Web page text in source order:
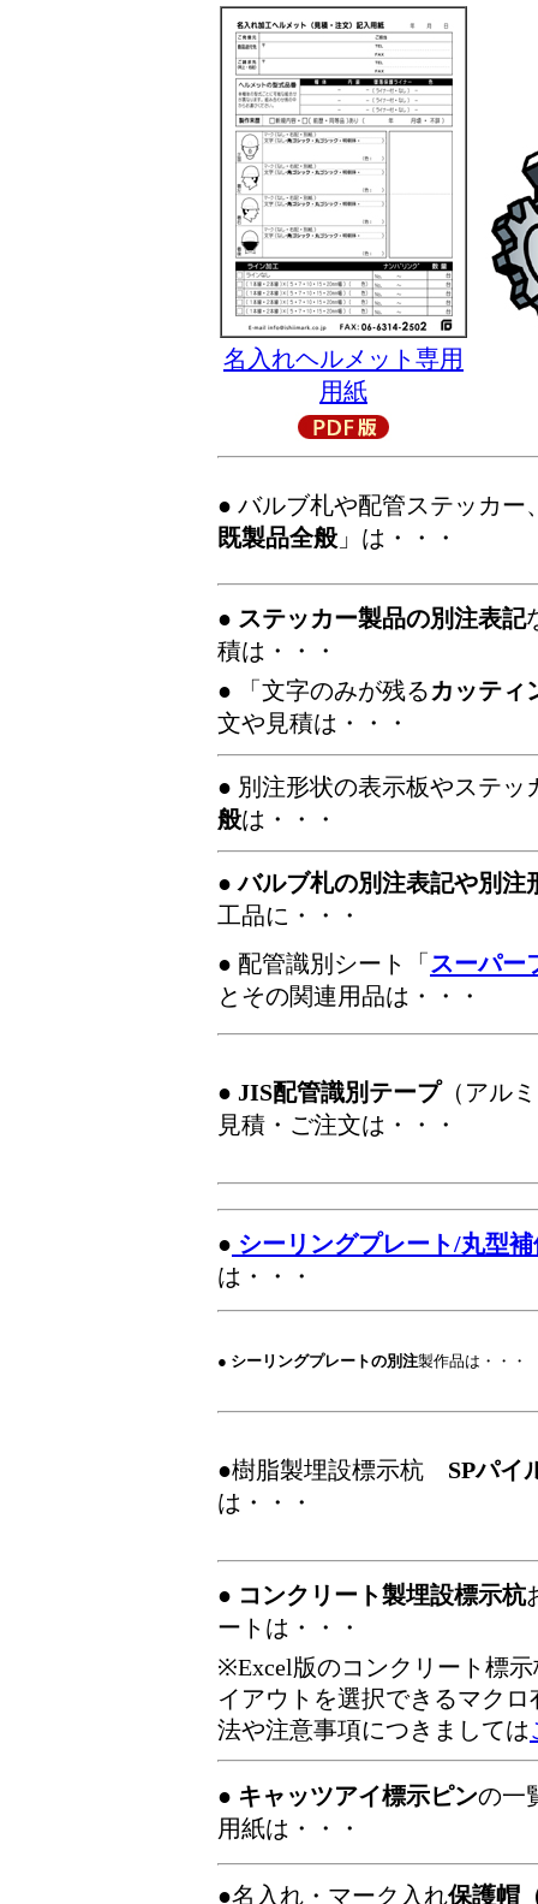
名入れヘルメット専用
用紙
● バルブ札や配管ステッカー
既製品全般 」は・・・
● ステッカー製品の別注表記
積は・・・
● 「文字のみが残るカッティ
文や見積は・・・
● 別注形状の表示板やステッ
般は・・・
●バルブ札の別注表記や別注
工品に・・・
● 配管識別シート「 スーパー
とその関連用品は・・・
● JIS配管識別テープ（アル
見積・ご注文は・・・
● シーリングプレート/丸型
は・・・
● シーリングプレートの別注製作品は・・・
●樹脂製埋設標示杭 SPパイ
は・・・
● コンクリート製埋設標示杭
ートは・・・
※Excel版のコンクリート標
イアウトを選択できるマク
法や注意事項につきましては
● キャッツアイ標示ピンの一
用紙は・・・
●名入れ・マーク入れ保護帽